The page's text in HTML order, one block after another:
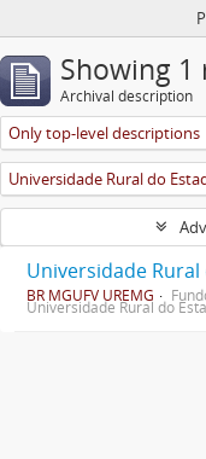
Showing 1
Archival description
Only top-level descriptions
Universidade
BR MGUFV UREMG
Universidade Rural do